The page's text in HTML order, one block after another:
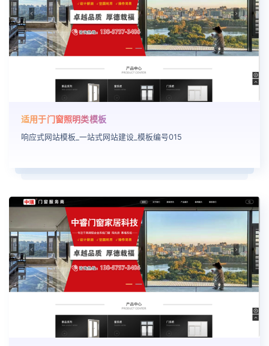
适用于门窗照明类模板
响应式网站模板_一站式网站建设_模板编号015